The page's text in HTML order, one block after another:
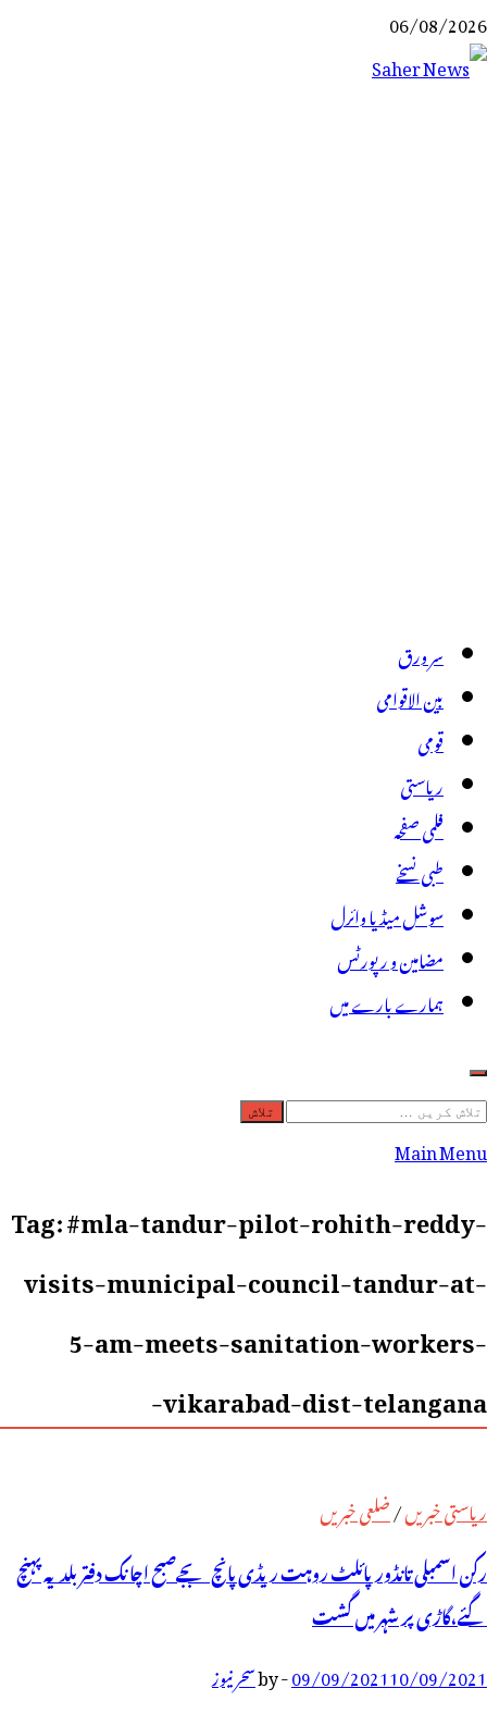
Skip
to
06/08/2026
سر ورق
بین الاقوامی
قومی
ریاستی
فلمی صفحہ
طبی نسخے
سوشل میڈیا وائرل
مضامین و رپورٹس
ہمارے بارے میں
تلاش
کریں
Main Menu
Tag:#mla-tandur-pilot-rohith-reddy-
visits-municipal-council-tandur-at-
5-am-meets-sanitation-workers-
vikarabad-dist-telangana-
ریاستی خبریں/ضلعی خبریں
رکن اسمبلی تانڈورپائلٹ روہت ریڈی پانچ بجےصبح اچانک دفتر بلدیہ پہنچ
گئے،گاڑی پر شہر میں گشت
09/09/202110/09/2021
-
byسحر نیوز